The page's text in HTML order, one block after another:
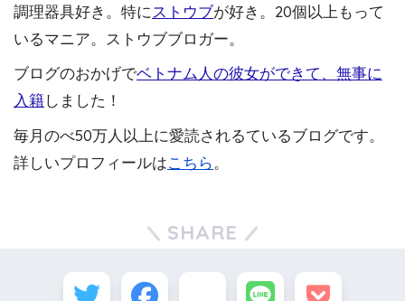
調理器具好き。特にストウブが好き。20個以上もって
いるマニア。ストウブブロガー。
ブログのおかげでベトナム人の彼女ができて、無事に
入籍しました！
毎月のべ50万人以上に愛読されるているブログです。
詳しいプロフィールはこちら。
SHARE